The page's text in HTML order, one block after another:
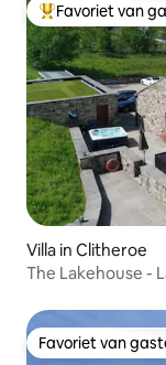
Topfavoriet van
Favoriet van
Villa in Clitheroe
The Lakehouse -
Favoriet van
Favoriet van